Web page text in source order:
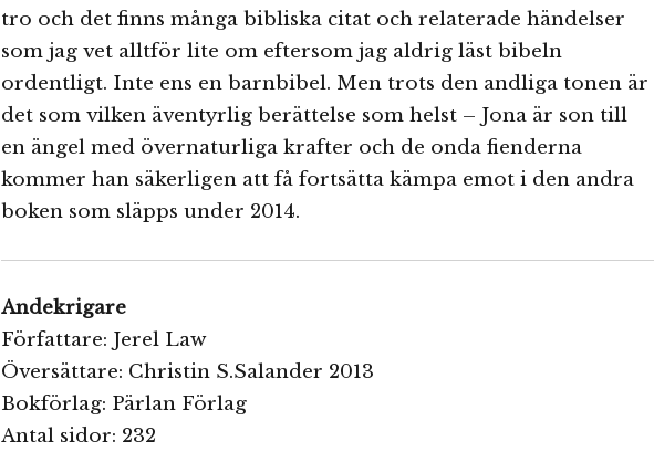
tro och det finns många bibliska citat och relaterade händelser
som jag vet alltför lite om eftersom jag aldrig läst bibeln
ordentligt. Inte ens en barnbibel. Men trots den andliga tonen är
det som vilken äventyrlig berättelse som helst – Jona är son till
en ängel med övernaturliga krafter och de onda fienderna
kommer han säkerligen att få fortsätta kämpa emot i den andra
boken som släpps under 2014.
Andekrigare
Författare: Jerel Law
Översättare: Christin S.Salander 2013
Bokförlag: Pärlan Förlag
Antal sidor: 232